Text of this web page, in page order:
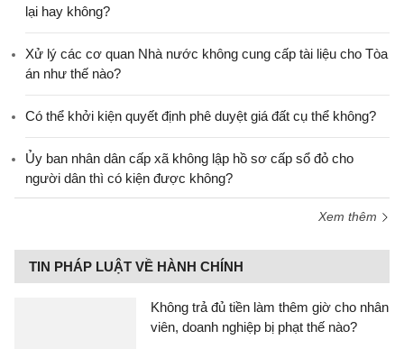
lại hay không?
Xử lý các cơ quan Nhà nước không cung cấp tài liệu cho Tòa
án như thế nào?
Có thể khởi kiện quyết định phê duyệt giá đất cụ thể không?
Ủy ban nhân dân cấp xã không lập hồ sơ cấp sổ đỏ cho
người dân thì có kiện được không?
Xem thêm
TIN PHÁP LUẬT VỀ HÀNH CHÍNH
Không trả đủ tiền làm thêm giờ cho nhân
viên, doanh nghiệp bị phạt thế nào?